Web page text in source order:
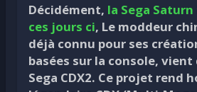
Décidément, la Sega
ces jours ci, Le moddeur
déjà connu pour ses
basées sur la console,
Sega CDX2. Ce projet rend